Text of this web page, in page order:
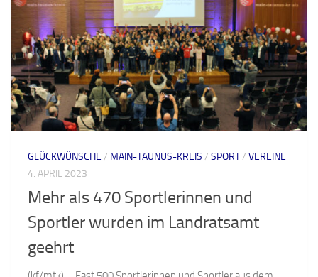
GLÜCKWÜNSCHE / MAIN-TAUNUS-KREIS / SPORT/ VEREINE
4. APRIL 2023
Mehr als 470 Sportlerinnen und
Sportler wurden im Landratsamt
geehrt